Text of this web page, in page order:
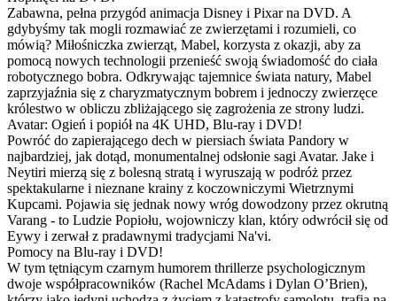
Zabawna, pełna przygód animacja Disney i Pixar na DVD. A
gdybyśmy tak mogli rozmawiać ze zwierzętami i rozumieli, co
mówią? Miłośniczka zwierząt, Mabel, korzysta z okazji, aby za
pomocą nowych technologii przenieść swoją świadomość do ciała
robotycznego bobra. Odkrywając tajemnice świata natury, Mabel
zaprzyjaźnia się z charyzmatycznym bobrem i jednoczy zwierzęce
królestwo w obliczu zbliżającego się zagrożenia ze strony ludzi.
Avatar: Ogień i popiół na 4K UHD, Blu-ray i DVD!
Powróć do zapierającego dech w piersiach świata Pandory w
najbardziej, jak dotąd, monumentalnej odsłonie sagi Avatar. Jake i
Neytiri mierzą się z bolesną stratą i wyruszają w podróż przez
spektakularne i nieznane krainy z koczowniczymi Wietrznymi
Kupcami. Pojawia się jednak nowy wróg dowodzony przez okrutną
Varang - to Ludzie Popiołu, wojowniczy klan, który odwrócił się od
Eywy i zerwał z pradawnymi tradycjami Na'vi.
Pomocy na Blu-ray i DVD!
W tym tętniącym czarnym humorem thrillerze psychologicznym
dwoje współpracowników (Rachel McAdams i Dylan O’Brien),